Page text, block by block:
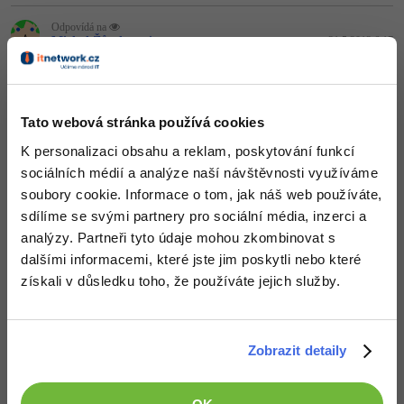
Tato webová stránka používá cookies
K personalizaci obsahu a reklam, poskytování funkcí
sociálních médií a analýze naší návštěvnosti využíváme
soubory cookie. Informace o tom, jak náš web používáte,
sdílíme se svými partnery pro sociální média, inzerci a
analýzy. Partneři tyto údaje mohou zkombinovat s
dalšími informacemi, které jste jim poskytli nebo které
získali v důsledku toho, že používáte jejich služby.
Zobrazit detaily
Copywriter
WordPress specialista
SEO specialista
Algoritmy
Pro děti
Fórum
Time management
Windows
Linux
Sítě
Kybernetická bezpečnost
Elektronický podpis
Ostatní
Fórum
Příběhy absolventů
Blog
Kariéra
Pro firmy
Odpovídá na
Michal Žůrek - misaz: 31.5.2013 6:17
http://validator.w3.org/check?…